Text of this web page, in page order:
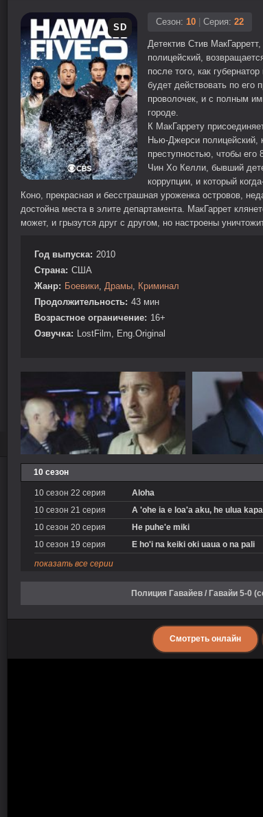
SD
Сезон: 10 Серия: 22
Детектив Стив
полицейский,
после того, как
будет действовать по его
проволочек, и с полным
городе.
К МакГаррету
Нью-Джерси полицейский,
преступностью, чтобы его
Чин Хо Келли, бывший
коррупции, и который
Коно, прекрасная и бесстрашная уроженка островов,
достойна места в элите департамента. МакГаррет
может, и грызутся друг с другом, но настроены
Год выпуска: 2010
Страна: США
Жанр: Боевики, Драмы, Криминал
Продолжительность: 43 мин
Возрастное ограничение: 16+
Озвучка: LostFilm, Eng.Original
10 сезон
10 сезон 22 серия Aloha
10 сезон 21 серия
A 'ohe ia e loa'a aku, he ulua
10 сезон 20 серия
He puhe'e miki
10 сезон 19 серия
E ho'i na keiki oki uaua o na pali
показать все серии
Полиция Гавайев / Гавайи 5-0
Смотреть онлайн